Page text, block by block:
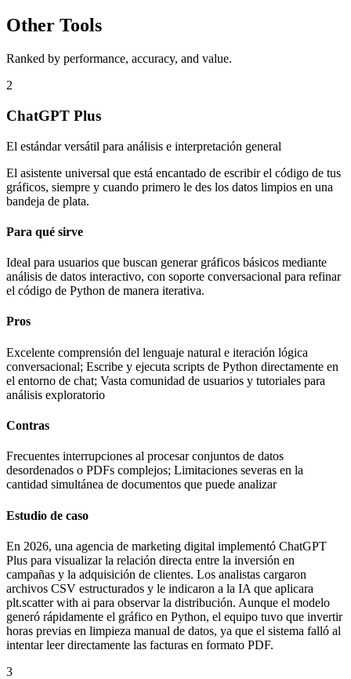
Other Tools
Ranked by performance, accuracy, and value.
2
ChatGPT Plus
El estándar versátil para análisis e interpretación general
El asistente universal que está encantado de escribir el código de tus
gráficos, siempre y cuando primero le des los datos limpios en una
bandeja de plata.
Para qué sirve
Ideal para usuarios que buscan generar gráficos básicos mediante
análisis de datos interactivo, con soporte conversacional para refinar
el código de Python de manera iterativa.
Pros
Excelente comprensión del lenguaje natural e iteración lógica
conversacional; Escribe y ejecuta scripts de Python directamente en
el entorno de chat; Vasta comunidad de usuarios y tutoriales para
análisis exploratorio
Contras
Frecuentes interrupciones al procesar conjuntos de datos
desordenados o PDFs complejos; Limitaciones severas en la
cantidad simultánea de documentos que puede analizar
Estudio de caso
En 2026, una agencia de marketing digital implementó ChatGPT
Plus para visualizar la relación directa entre la inversión en
campañas y la adquisición de clientes. Los analistas cargaron
archivos CSV estructurados y le indicaron a la IA que aplicara
plt.scatter with ai para observar la distribución. Aunque el modelo
generó rápidamente el gráfico en Python, el equipo tuvo que invertir
horas previas en limpieza manual de datos, ya que el sistema falló al
intentar leer directamente las facturas en formato PDF.
3